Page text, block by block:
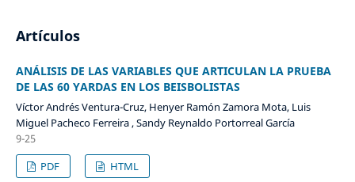
Artículos
ANÁLISIS DE LAS VARIABLES QUE ARTICULAN LA PRUEBA
DE LAS 60 YARDAS EN LOS BEISBOLISTAS
Víctor Andrés Ventura-Cruz, Henyer Ramón Zamora Mota, Luis
Miguel Pacheco Ferreira , Sandy Reynaldo Portorreal García
9-25
PDF
HTML